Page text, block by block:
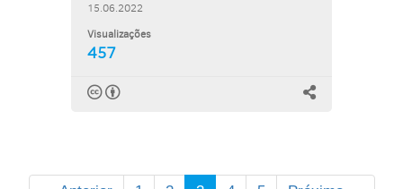
15.06.2022
Visualizações
457